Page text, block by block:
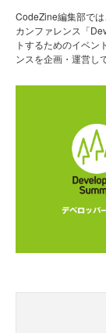
CodeZine編集部で
カンファレンス「
トするためのイベ
ンスを企画・運営し